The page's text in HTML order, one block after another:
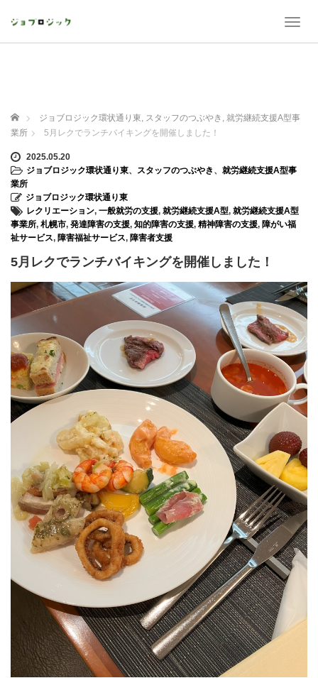
T
a
g
i
o
ホーム ジョブロジック環状通り東, スタッフのつぶやき , 就労継続支援A型事
業所
5月レクでランチバイキングを開催しました！
2025.05.20
ジョブロジック環状通り東、 スタッフのつぶやき 、 就労継続支援A型事
業所
ジョブロジック環状通り東
レクリエーション, 一般就労の支援, 就労継続支援A型, 就労継続支援A型
事業所, 札幌市, 発達障害の支援, 知的障害の支援, 精神障害の支援, 障がい福
祉サービス, 障害福祉サービス, 障害者支援
5月レクでランチバイキングを開催しました！